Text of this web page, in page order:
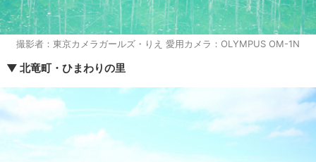
撮影者：東京カメラガールズ・りえ 愛用カメラ：OLYMPUS OM-1N
▼ 北竜町・ひまわりの里